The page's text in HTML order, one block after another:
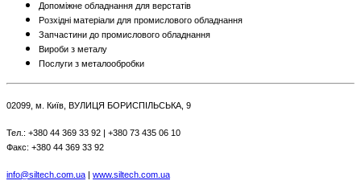
Допоміжне обладнання для верстатів
Розхідні матеріали для промислового обладнання
Запчастини до промислового обладнання
Вироби з металу
Послуги з металообробки
02099, м. Київ, ВУЛИЦЯ БОРИСПІЛЬСЬКА, 9
Тел.: +380 44 369 33 92 | +380 73 435 06 10
Факс: +380 44 369 33 92
info@siltech.com.ua | www.siltech.com.ua